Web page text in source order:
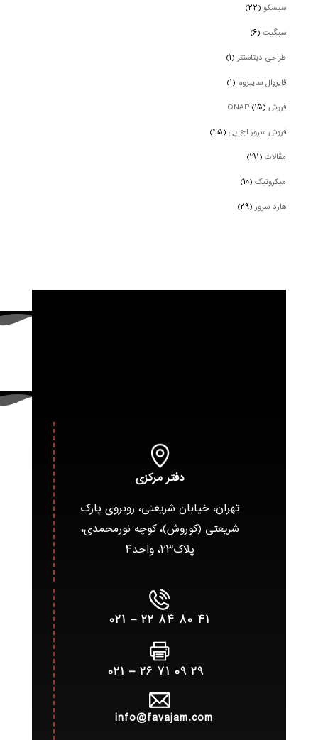
سیسکو(۲۲)
سیگیت(۶)
طراحی دیتاسنتر(۱)
فایروال سایبروم (۱)
فروش QNAP (۱۵)
فروش سرور اچ پی(۴۵)
مقالات(۱۹۱)
میکروتیک(۱۰)
هارد سرور(۲۹)
دفتر مرکزی
تهران، خیابان شریعتی، روبروی پارک
شریعتی (کوروش)، کوچه نورمحمدی،
پلاک۲۳، واحد۴
۴۱ ۸۰ ۸۴ ۲۲ – ۰۲۱
۲۹ ۰۹ ۷۱ ۲۶ – ۰۲۱
info@favajam.com